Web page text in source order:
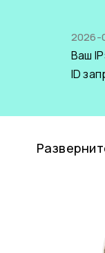
2026-
Ваш IP:
ID